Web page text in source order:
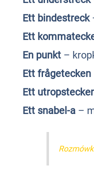
Ett bindestreck
Ett
En punkt –
Ett frågetecken
Ett
Ett snabel-a–